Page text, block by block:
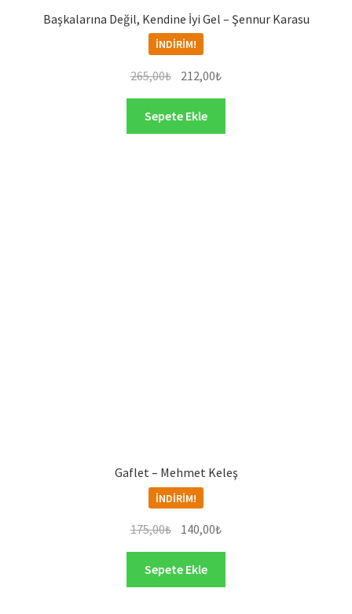
Başkalarına Değil, Kendine İyi Gel – Şennur Karasu
İNDIRIM!
265,00₺ Orijinal
265,00₺.
212,00₺Şu
212,00₺.
Sepete Ekle
Gaflet – Mehmet Keleş
İNDIRIM!
175,00₺ Orijinal
fiyat:
175,00₺.
140,00₺Şu
andaki
140,00₺.
Sepete Ekle